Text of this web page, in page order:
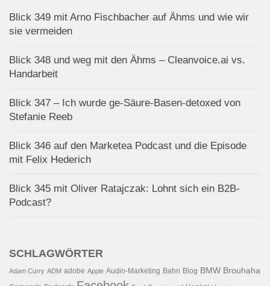
Blick 349 mit Arno Fischbacher auf Ähms und wie wir
sie vermeiden
Blick 348 und weg mit den Ähms – Cleanvoice.ai vs.
Handarbeit
Blick 347 – Ich wurde ge-Säure-Basen-detoxed von
Stefanie Reeb
Blick 346 auf den Marketea Podcast und die Episode
mit Felix Hederich
Blick 345 mit Oliver Ratajczak: Lohnt sich ein B2B-
Podcast?
SCHLAGWÖRTER
Adam Curry ADM adobe Apple Audio-Marketing Bahn Blog BMW Brouhaha